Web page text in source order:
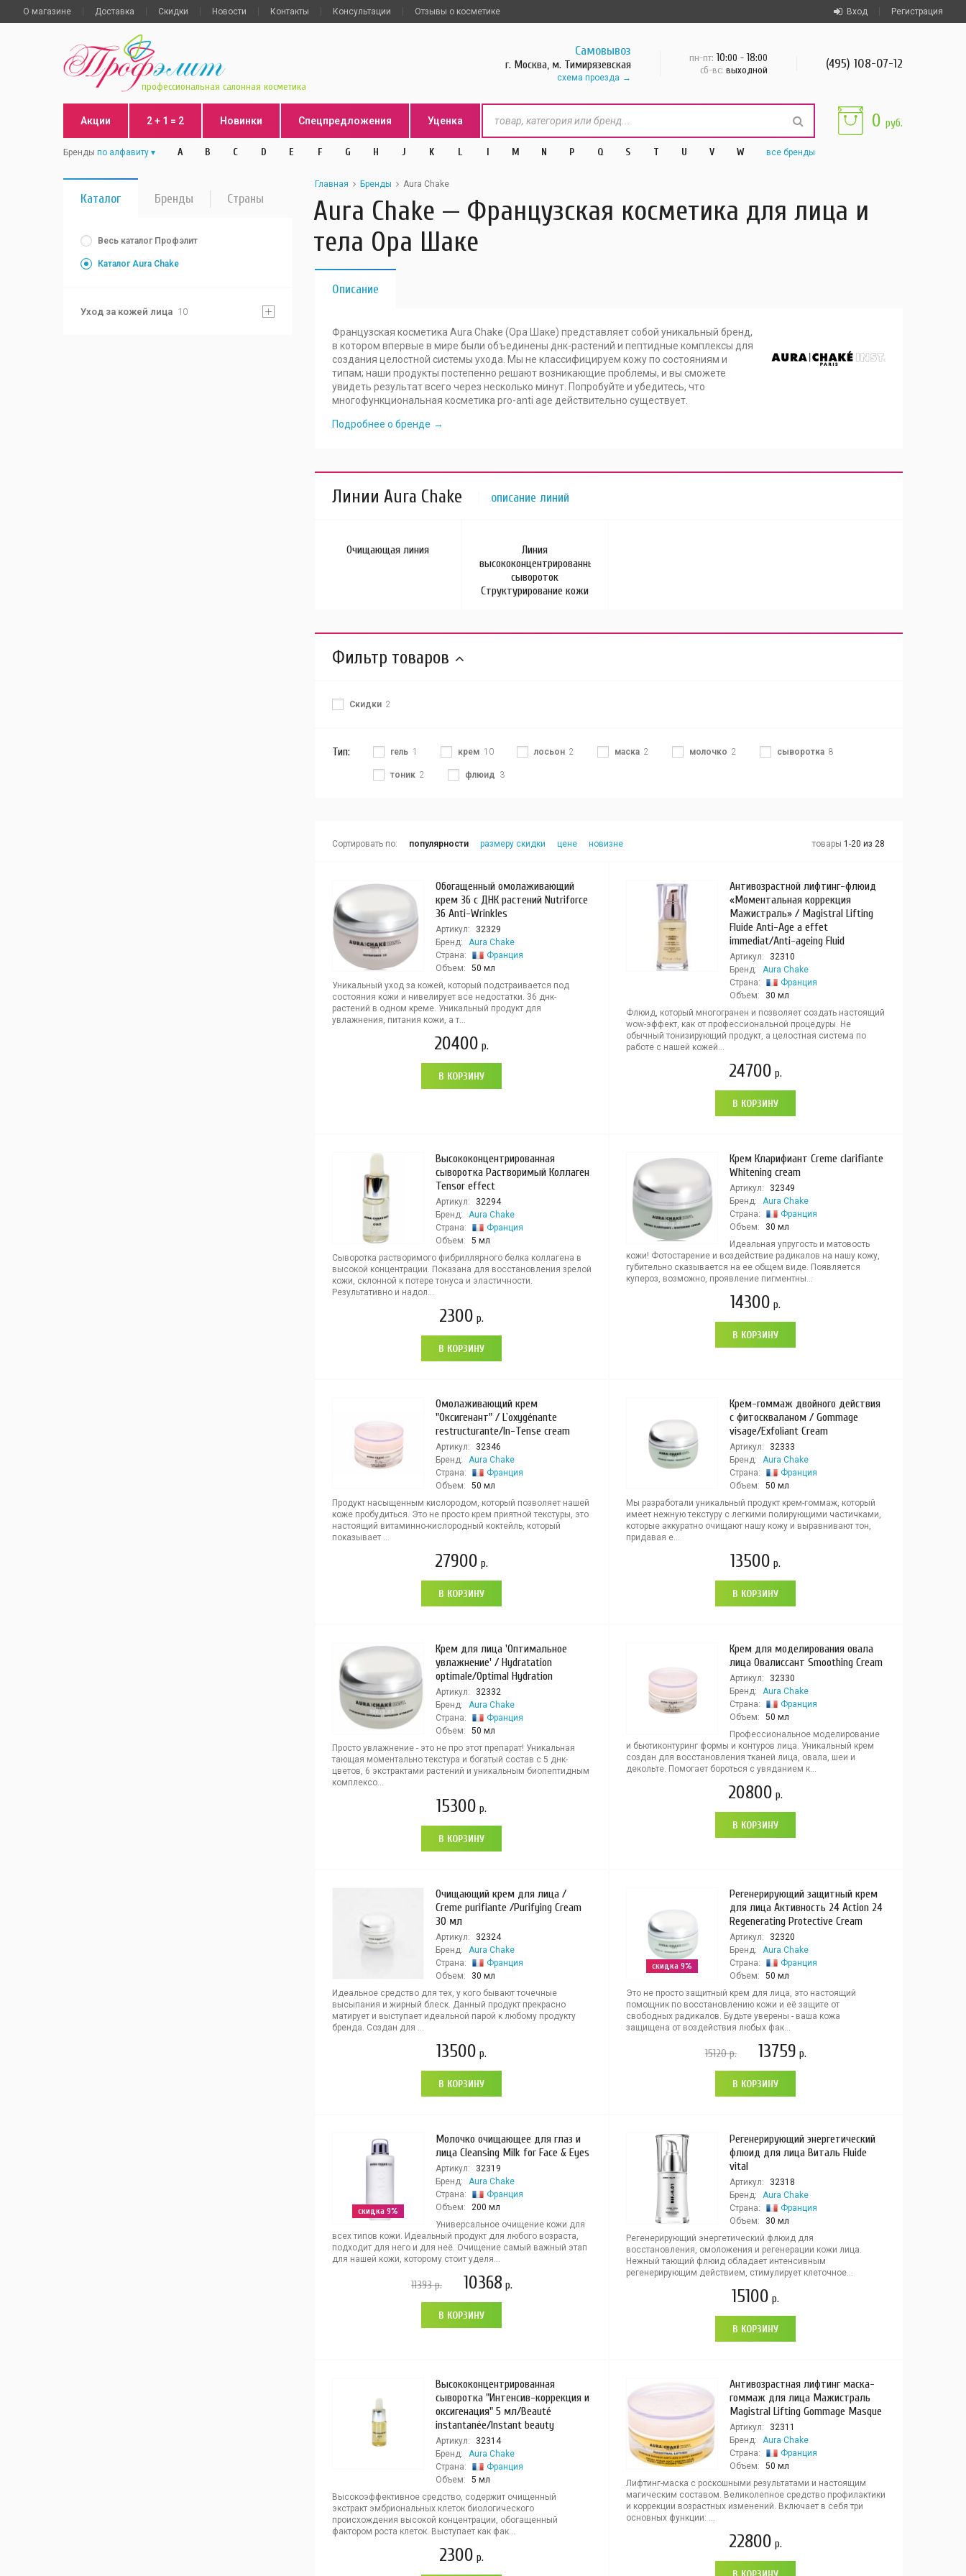
Вход Регистрация
О магазине Доставка Скидки Новости Контакты Консультации Отзывы о косметике
профессиональная салонная косметика
Самовывоз
г. Москва, м. Тимирязевская
схема проезда
пн-пт: 10:00 - 18:00
сб-вс: выходной (495) 108-07-12
Акции 2 + 1 = 2 Новинки Спецпредложения Уценка
Бренды по алфавиту A B C D E F G H J K L l M N P Q S T U V W все бренды
0 руб.
Каталог Бренды Страны
Весь каталог Профэлит
Каталог Aura Chake
Уход за кожей лица 10
Главная Бренды Aura Chake
Aura Chake — Французская косметика для лица и
тела Ора Шаке
Описание
Французская косметика Aura Chake (Ора Шаке) представляет собой уникальный бренд,
в котором впервые в мире были объединены днк-растений и пептидные комплексы для
создания целостной системы ухода. Мы не классифицируем кожу по состояниям и
типам; наши продукты постепенно решают возникающие проблемы, и вы сможете
увидеть результат всего через несколько минут. Попробуйте и убедитесь, что
многофункциональная косметика pro-anti age действительно существует.
Подробнее о бренде
Линии Aura Chake описание линий
Очищающая линия
Линия
высококонцентрированных
сывороток
Структурирование кожи
Фильтр товаров
Скидки 2
Тип: гель 1 крем 10 лосьон 2 маска 2 молочко 2 сыворотка 8
тоник 2 флюид 3
Сортировать по: популярности размеру скидки цене новизне товары 1-20 из 28
Обогащенный омолаживающий
крем 36 c ДНК растений Nutriforce
36 Anti-Wrinkles
Артикул:
32329
Бренд:
Aura Chake
Страна:
Франция
Объем:
50 мл
Уникальный уход за кожей, который подстраивается под
состояния кожи и нивелирует все недостатки. 36 днк-
растений в одном креме. Уникальный продукт для
увлажнения, питания кожи, а т...
20400 р.
В КОРЗИНУ
Антивозрастной лифтинг-флюид
«Моментальная коррекция
Мажистраль» / Magistral Lifting
Fluide Anti-Age a effet
immediat/Anti-ageing Fluid
Артикул:
32310
Бренд:
Aura Chake
Страна:
Франция
Объем:
30 мл
Флюид, который многогранен и позволяет создать настоящий
wow-эффект, как от профессиональной процедуры. Не
обычный тонизирующий продукт, а целостная система по
работе с нашей кожей...
24700 р.
В КОРЗИНУ
Высококонцентрированная
сыворотка Растворимый Коллаген
Tensor effect
Артикул:
32294
Бренд:
Aura Chake
Страна:
Франция
Объем:
5 мл
Сыворотка растворимого фибриллярного белка коллагена в
высокой концентрации. Показана для восстановления зрелой
кожи, склонной к потере тонуса и эластичности.
Результативно и надол...
2300 р.
В КОРЗИНУ
Крем Кларифиант Creme clarifiante
Whitening cream
Артикул:
32349
Бренд:
Aura Chake
Страна:
Франция
Объем:
30 мл
Идеальная упругость и матовость
кожи! Фотостарение и воздействие радикалов на нашу кожу,
губительно сказывается на ее общем виде. Появляется
купероз, возможно, проявление пигментны...
14300 р.
В КОРЗИНУ
Омолаживающий крем
"Оксигенант" / L`oxygénante
restructurante/In-Tense cream
Артикул:
32346
Бренд:
Aura Chake
Страна:
Франция
Объем:
50 мл
Продукт насыщенным кислородом, который позволяет нашей
коже пробудиться. Это не просто крем приятной текстуры, это
настоящий витаминно-кислородный коктейль, который
показывает ...
27900 р.
В КОРЗИНУ
Крем-гоммаж двойного действия
с фитоскваланом / Gommage
visage/Exfoliant Cream
Артикул:
32333
Бренд:
Aura Chake
Страна:
Франция
Объем:
50 мл
Мы разработали уникальный продукт крем-гоммаж, который
имеет нежную текстуру с легкими полирующими частичками,
которые аккуратно очищают нашу кожу и выравнивают тон,
придавая е...
13500 р.
В КОРЗИНУ
Крем для лица 'Оптимальное
увлажнение' / Hydratation
optimale/Optimal Hydration
Артикул:
32332
Бренд:
Aura Chake
Страна:
Франция
Объем:
50 мл
Просто увлажнение - это не про этот препарат! Уникальная
тающая моментально текстура и богатый состав с 5 днк-
цветов, 6 экстрактами растений и уникальным биопептидным
комплексо...
15300 р.
В КОРЗИНУ
Крем для моделирования овала
лица Овалиссант Smoothing Cream
Артикул:
32330
Бренд:
Aura Chake
Страна:
Франция
Объем:
50 мл
Профессиональное моделирование
и бьютиконтуринг формы и контуров лица. Уникальный крем
создан для восстановления тканей лица, овала, шеи и
декольте. Помогает бороться с увяданием к...
20800 р.
В КОРЗИНУ
Очищающий крем для лица /
Creme purifiante /Purifying Cream
30 мл
Артикул:
32324
Бренд:
Aura Chake
Страна:
Франция
Объем:
30 мл
Идеальное средство для тех, у кого бывают точечные
высыпания и жирный блеск. Данный продукт прекрасно
матирует и выступает идеальной парой к любому продукту
бренда. Создан для ...
13500 р.
В КОРЗИНУ
скидка 9%
Регенерирующий защитный крем
для лица Активность 24 Action 24
Regenerating Protective Cream
Артикул:
32320
Бренд:
Aura Chake
Страна:
Франция
Объем:
50 мл
Это не просто защитный крем для лица, это настоящий
помощник по восстановлению кожи и её защите от
свободных радикалов. Будьте уверены - ваша кожа
защищена от воздействия любых фак...
15120р. 13759 р.
В КОРЗИНУ
скидка 9%
Молочко очищающее для глаз и
лица Cleansing Milk for Face & Eyes
Артикул:
32319
Бренд:
Aura Chake
Страна:
Франция
Объем:
200 мл
Универсальное очищение кожи для
всех типов кожи. Идеальный продукт для любого возраста,
подходит для него и для неё. Очищение самый важный этап
для нашей кожи, которому стоит уделя...
11393р. 10368 р.
В КОРЗИНУ
Регенерирующий энергетический
флюид для лица Виталь Fluide
vital
Артикул:
32318
Бренд:
Aura Chake
Страна:
Франция
Объем:
30 мл
Регенерирующий энергетический флюид для
восстановления, омоложения и регенерации кожи лица.
Нежный тающий флюид обладает интенсивным
регенерирующим действием, стимулирует клеточное...
15100 р.
В КОРЗИНУ
Высококонцентрированная
сыворотка "Интенсив-коррекция и
оксигенация" 5 мл/Beauté
instantanée/Instant beauty
Артикул:
32314
Бренд:
Aura Chake
Страна:
Франция
Объем:
5 мл
Высокоэффективное средство, содержит очищенный
экстракт эмбриональных клеток биологического
происхождения высокой концентрации, обогащенный
фактором роста клеток. Выступает как фак...
2300 р.
Антивозрастная лифтинг маска-
гоммаж для лица Мажистраль
Magistral Lifting Gommage Masque
Артикул:
32311
Бренд:
Aura Chake
Страна:
Франция
Объем:
50 мл
Лифтинг-маска с роскошными результатами и настоящим
магическим составом. Великолепное средство профилактики
и коррекции возрастных изменений. Включает в себя три
основных функции: ...
22800 р.